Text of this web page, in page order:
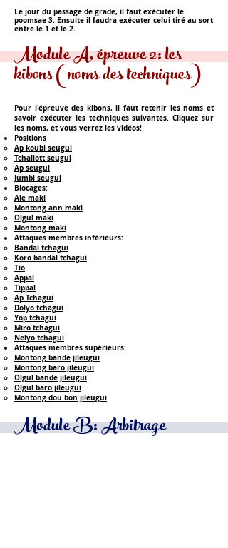
Le jour du passage de grade, il faut exécuter le
poomsae 3. Ensuite il faudra exécuter celui tiré au sort
entre le 1 et le 2.
Module A, épreuve 2: les
kibons (noms des techniques)
Pour l'épreuve des kibons, il faut retenir les noms et
savoir exécuter les techniques suivantes. Cliquez sur
les noms, et vous verrez les vidéos!
Positions
Ap koubi seugui​
Tchaliott seugui
Ap seugui
Jumbi seugui
Blocages:
Ale maki​
Montong ann maki
Olgul maki
Montong maki
Attaques membres inférieurs:
Bandal tchagui​
Koro bandal tchagui
Tio
Appal
Tippal
Ap Tchagui
Dolyo tchagui
Yop tchagui
Miro tchagui
Nelyo tchagui
Attaques membres supérieurs:
Montong bande jileugui
Montong baro jileugui
Olgul bande jileugui
Olgul baro jileugui
Montong dou bon jileugui
Module B: Arbitrage